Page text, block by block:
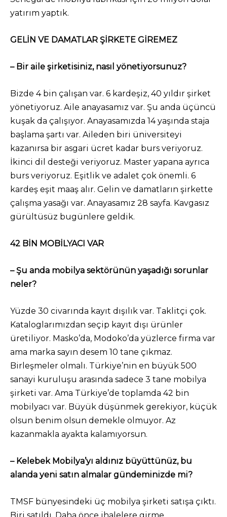
yatırım yaptık.
GELİN VE DAMATLAR ŞİRKETE GİREMEZ
– Bir aile şirketisiniz, nasıl yönetiyorsunuz?
Bizde 4 bin çalışan var. 6 kardeşiz, 40 yıldır şirket
yönetiyoruz. Aile anayasamız var. Şu anda üçüncü
kuşak da çalışıyor. Anayasamızda 14 yaşında staja
başlama şartı var. Aileden biri üniversiteyi
kazanırsa bir asgari ücret kadar burs veriyoruz.
İkinci dil desteği veriyoruz. Master yapana ayrıca
burs veriyoruz. Eşitlik ve adalet çok önemli. 6
kardeş eşit maaş alır. Gelin ve damatların şirkette
çalışma yasağı var. Anayasamız 28 sayfa. Kavgasız
gürültüsüz bugünlere geldik.
42 BİN MOBİLYACI VAR
– Şu anda mobilya sektörünün yaşadığı sorunlar
neler?
Yüzde 30 civarında kayıt dışılık var. Taklitçi çok.
Kataloglarımızdan seçip kayıt dışı ürünler
üretiliyor. Masko’da, Modoko’da yüzlerce firma var
ama marka sayın desem 10 tane çıkmaz.
Birleşmeler olmalı. Türkiye’nin en büyük 500
sanayi kuruluşu arasında sadece 3 tane mobilya
şirketi var. Ama Türkiye’de toplamda 42 bin
mobilyacı var. Büyük düşünmek gerekiyor, küçük
olsun benim olsun demekle olmuyor. Az
kazanmakla ayakta kalamıyorsun.
– Kelebek Mobilya’yı aldınız büyüttünüz, bu
alanda yeni satın almalar gündeminizde mi?
TMSF bünyesindeki üç mobilya şirketi satışa çıktı.